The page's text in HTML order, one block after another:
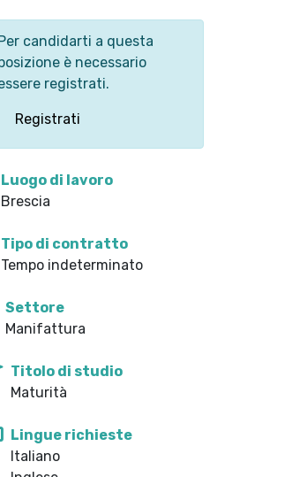
candidarti a questa
è necessario
registrati.
Registrati
Luogo di lavoro
Brescia
Tipo di contratto
Tempo indeterminato
Settore
Manifattura
Titolo di studio
Maturità
Lingue richieste
Italiano